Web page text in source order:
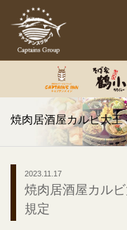
焼肉居酒屋カルビ大
2023.11.17
焼肉居酒屋カル
規定